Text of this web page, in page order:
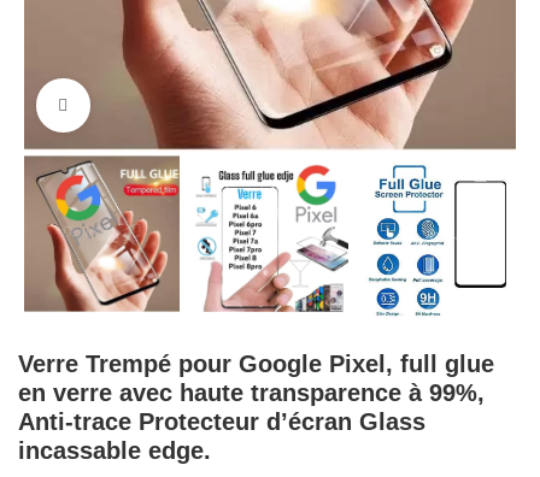
Cliquez pour agrandir
Verre Trempé pour Google Pixel, full glue
en verre avec haute transparence à 99%,
Anti-trace Protecteur d’écran Glass
incassable edge.